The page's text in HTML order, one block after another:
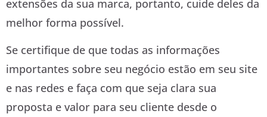
extensões da sua marca, portanto, cuide deles da
melhor forma possível.
Se certifique de que todas as informações
importantes sobre seu negócio estão em seu site
e nas redes e faça com que seja clara sua
proposta e valor para seu cliente desde o